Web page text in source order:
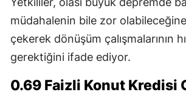
müdahalenin bile zor
çekerek dönüşüm çalışmalarının
gerektiğini ifade ediyor.
0.69 Faizli Konut Kredisi